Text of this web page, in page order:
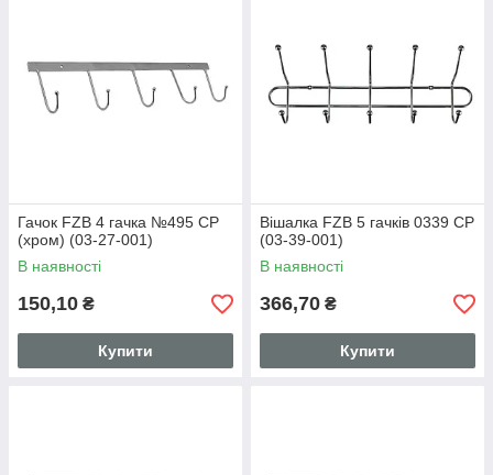
Гачок FZB 4 гачка №495 CP
(хром) (03-27-001)
В наявності
150,10 ₴
Купити
Вішалка FZB 5 гачків 0339 CP
(03-39-001)
В наявності
366,70 ₴
Купити